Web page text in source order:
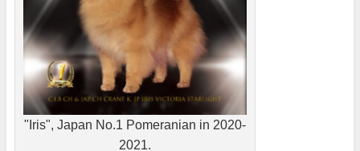
"Iris", Japan No.1 Pomeranian in 2020-
2021.